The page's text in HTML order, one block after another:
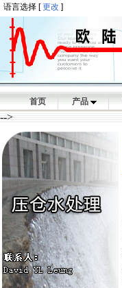
语言选择 [更改 ]
首页 产品
-->